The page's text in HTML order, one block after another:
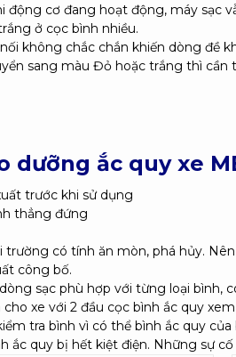
cơ đang hoạt động, máy sạc
ở cọc bình nhiều.
không chắc chắn khiến dòng đề
sang màu Đỏ hoặc trắng thì cần
ắc quy xe
trước khi sử dụng
thẳng đứng
có tính ăn mòn, phá hủy.
công bố.
sạc phù hợp với từng loại bình,
xe với 2 đầu cọc bình ắc quy
tra bình vì có thể bình ắc quy của
ắc quy bị hết kiệt điện. Những sự